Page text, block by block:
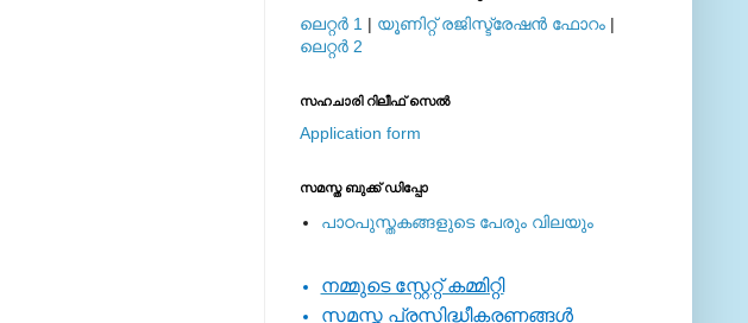
ലെറ്റര്‍ 1 | യൂണിറ്റ് രജിസ്ട്രേഷന്‍ ഫോറം |
ലെറ്റര്‍ 2
സഹചാരി റിലീഫ് സെല്‍
Application form
സമസ്ത ബുക്ക് ഡിപ്പോ
പാഠപുസ്തകങ്ങളുടെ പേരും വിലയും
നമ്മുടെ സ്റ്റേറ്റ് കമ്മിറ്റി
സമസ്ത പ്രസിദ്ധീകരണങ്ങള്‍